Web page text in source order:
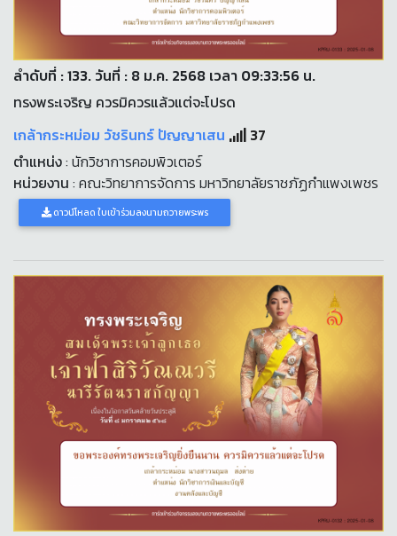
ลำดับที่ : 133. วันที่ : 8 ม.ค. 2568 เวลา 09:33:56 น.
ทรงพระเจริญ ควรมิควรแล้วแต่จะโปรด
เกล้ากระหม่อม วัชรินทร์ ปัญญาเสน
37
ตำแหน่ง: นักวิชาการคอมพิวเตอร์
หน่วยงาน : คณะวิทยาการจัดการ มหาวิทยาลัยราชภัฏกำแพงเพชร
ดาวน์โหลด ใบเข้าร่วมลงนามถวายพระพร